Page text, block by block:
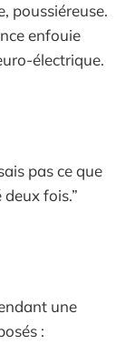
poussiéreuse.
enfouie
électrique.
pas ce que
deux fois.”
une
: